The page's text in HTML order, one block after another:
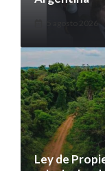
5 agosto 2026
Ley de